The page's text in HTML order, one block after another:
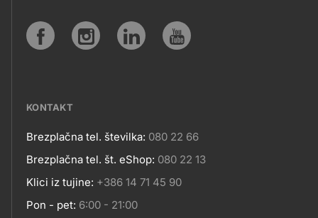
SPLETNA
KONTAKT
Kontakt
Brezplačna tel. številka: 080 22 66
Brezplačna tel. št. eShop: 080 22 13
Klici iz tujine: +386 14 71 45 90
Pon - pet: 6:00 - 21:00